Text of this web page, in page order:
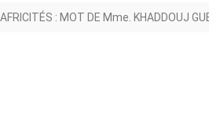
AFRICITÉS : MOT DE Mme. KHADDOUJ